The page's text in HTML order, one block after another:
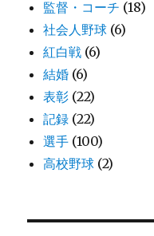
監督・コーチ (18)
社会人野球 (6)
紅白戦 (6)
結婚 (6)
表彰 (22)
記録 (22)
選手 (100)
高校野球 (2)